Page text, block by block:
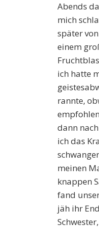
Abends
mich
später
einem
ich hatte
rannte,
dann
ich das
meinen
knappen
fand
jäh ihr